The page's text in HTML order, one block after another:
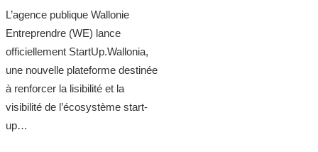
L’agence publique Wallonie
Entreprendre (WE) lance
officiellement StartUp.Wallonia,
une nouvelle plateforme destinée
à renforcer la lisibilité et la
visibilité de l’écosystème start-
up…